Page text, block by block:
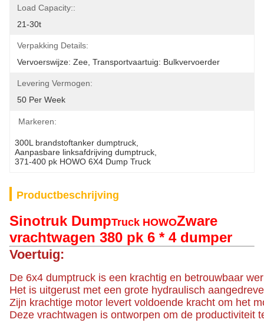
Load Capacity::
21-30t
Verpakking Details:
Vervoerswijze: Zee, Transportvaartuig: Bulkvervoerder
Levering Vermogen:
50 Per Week
Markeren:
300L brandstoftanker dumptruck
Aanpasbare linksafdrijving dumptruck
371-400 pk HOWO 6X4 Dump Truck
Productbeschrijving
Sinotruk DumpTruck HOWOZware
vrachtwagen 380 pk 6 * 4 dumper
Voertuig:
De 6x4 dumptruck is een krachtig en betrouwbaar
Het is uitgerust met een grote hydraulisch
Zijn krachtige motor levert voldoende kracht om het
Deze vrachtwagen is ontworpen om de productiviteit